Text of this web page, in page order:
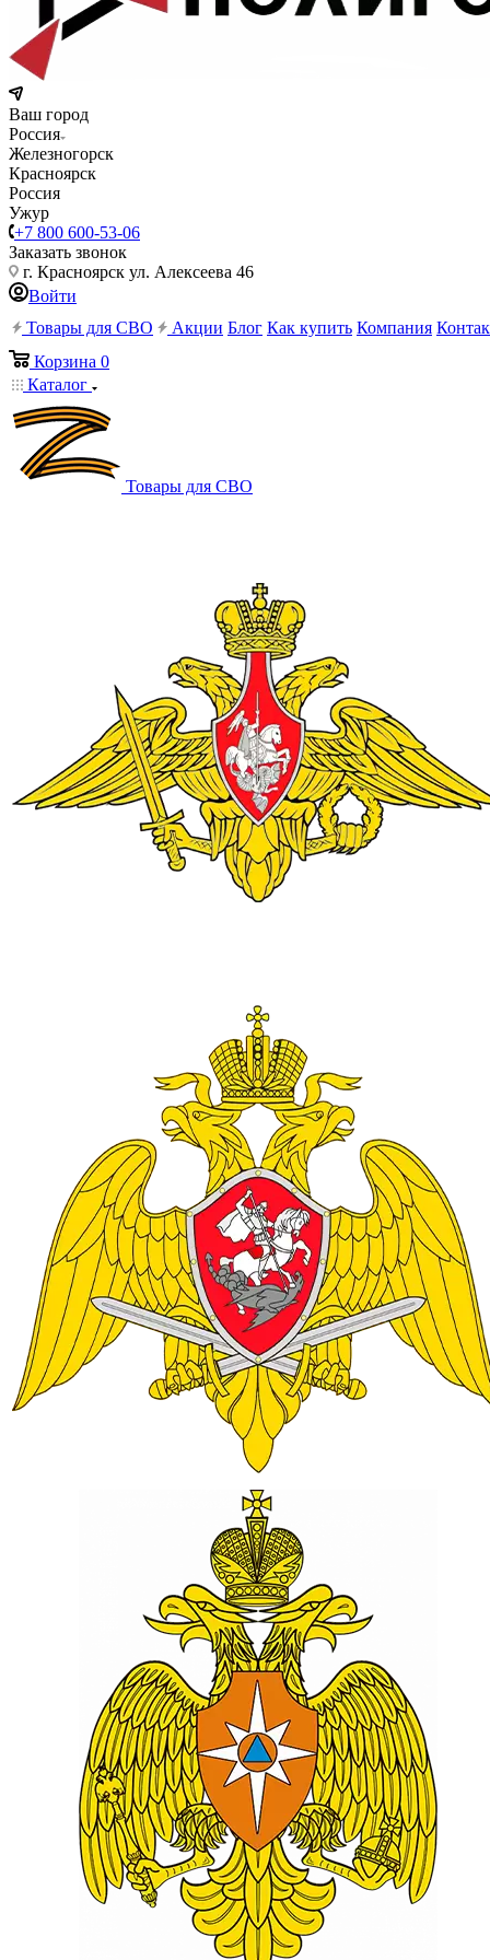
Ваш город
Россия
Железногорск
Красноярск
Россия
Ужур
+7 800 600-53-06
Заказать звонок
г. Красноярск ул. Алексеева 46
Войти
Товары для СВО
Акции Блог Как купить Компания
Корзина 0
Каталог
Товары для СВО